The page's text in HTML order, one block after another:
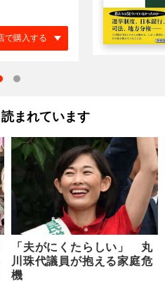
で購入する
まれています
「夫がにくたらしい」 丸
川珠代議員が抱える家庭危
機